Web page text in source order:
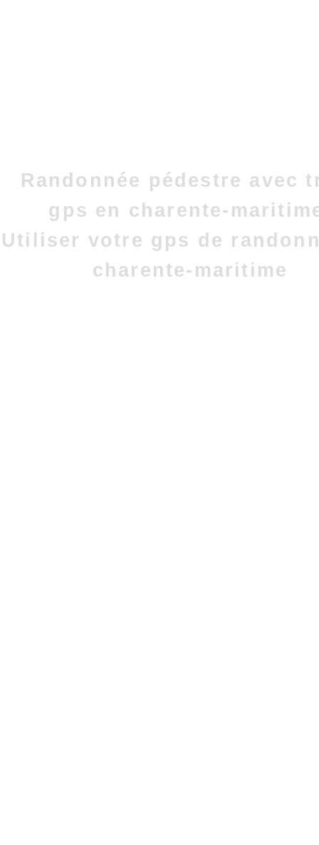
Randonnée pédestre avec
gps en charente-
Utiliser votre gps de
charente-maritime